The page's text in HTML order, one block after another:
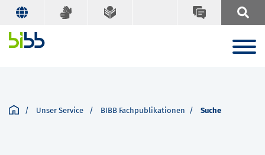
Unser Service BIBB Fachpublikationen Suche